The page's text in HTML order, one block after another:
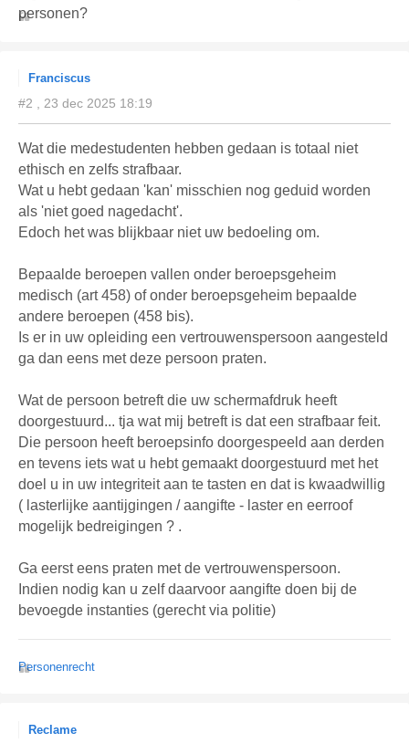
personen?
Franciscus
#2 , 23 dec 2025 18:19
Wat die medestudenten hebben gedaan is totaal niet
ethisch en zelfs strafbaar.
Wat u hebt gedaan 'kan' misschien nog geduid worden
als 'niet goed nagedacht'.
Edoch het was blijkbaar niet uw bedoeling om.
Bepaalde beroepen vallen onder beroepsgeheim
medisch (art 458) of onder beroepsgeheim bepaalde
andere beroepen (458 bis).
Is er in uw opleiding een vertrouwenspersoon aangesteld
ga dan eens met deze persoon praten.
Wat de persoon betreft die uw schermafdruk heeft
doorgestuurd... tja wat mij betreft is dat een strafbaar feit.
Die persoon heeft beroepsinfo doorgespeeld aan derden
en tevens iets wat u hebt gemaakt doorgestuurd met het
doel u in uw integriteit aan te tasten en dat is kwaadwillig
( lasterlijke aantijgingen / aangifte - laster en eerroof
mogelijk bedreigingen ? .
Ga eerst eens praten met de vertrouwenspersoon.
Indien nodig kan u zelf daarvoor aangifte doen bij de
bevoegde instanties (gerecht via politie)
Personenrecht
Reclame